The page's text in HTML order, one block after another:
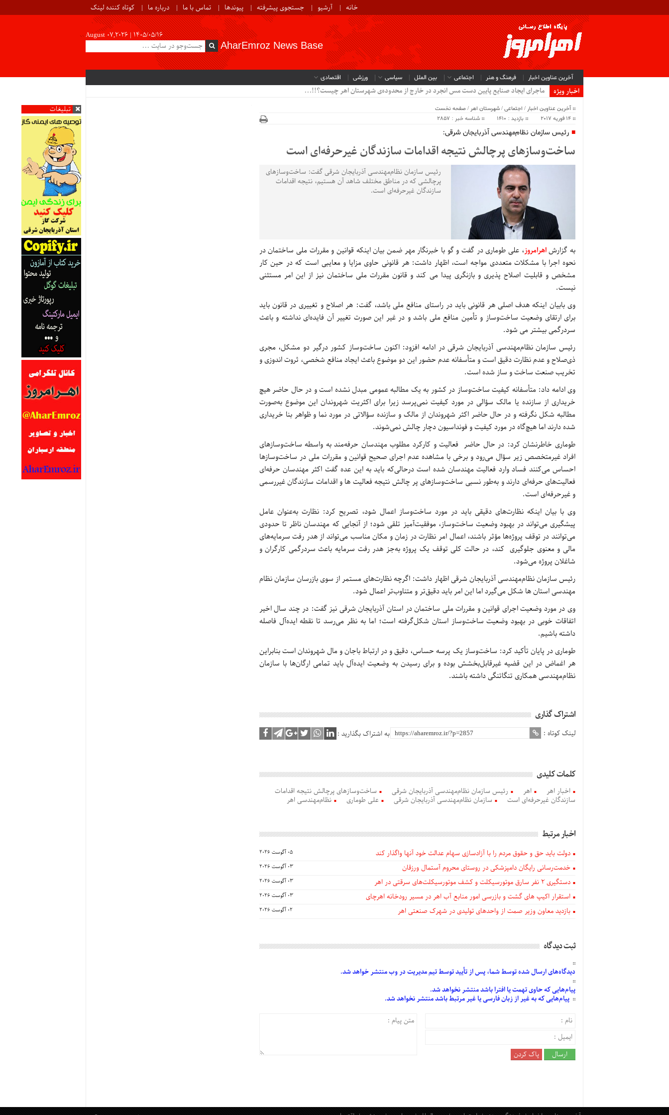
خانه آرشیو جستجوی پیشرفته پیوندها تماس با ما درباره ما کوتاه کننده لینک
August 07,2026 | ۱۴۰۵/۰۵/۱۶
AharEmroz News Base
آخرین عناوین اخبار فرهنگ و هنر اجتماعی بین الملل سیاسی ورزشی اقتصادی
اخبار ویژه
ماجرای ایجاد صنایع پایین دست مس انجرد در خارج از محدوده‌ی شهرستان اهر چیست؟!!...
تبلیغات
آخرین عناوین اخبار / اجتماعی/شهرستان اهر /صفحه نخست
14 فوریه 2017
بازدید : 1410 شناسه خبر : 2857
رئیس سازمان نظام‌مهندسی آذربایجان شرقی:
ساخت‌وسازهای پرچالش نتیجه اقدامات سازندگان غیرحرفه‌ای است
رئیس سازمان نظام‌مهندسی آذربایجان شرقی گفت: ساخت‌وسازهای
پرچالشی که در مناطق مختلف شاهد آن هستیم، نتیجه اقدامات
سازندگان غیرحرفه‌ای است.
به گزارشاهرامروز، علی طوماری در گفت و گو با خبرنگار مهر ضمن بیان اینکه قوانین و مقررات ملی ساختمان در
نحوه اجرا با مشکلات متعددی مواجه است، اظهار داشت: هر قانونی حاوی مزایا و معایبی است که در حین کار
مشخص و قابلیت اصلاح پذیری و بازنگری پیدا می کند و قانون مقررات ملی ساختمان نیز از این امر مستثنی
نیست.
وی بابیان اینکه هدف اصلی هر قانونی باید در راستای منافع ملی باشد، گفت: هر اصلاح و تغییری در قانون باید
برای ارتقای وضعیت ساخت‌وساز و تأمین منافع ملی باشد و در غیر این صورت تغییر آن فایده‌ای نداشته و باعث
سردرگمی بیشتر می شود.
رئیس سازمان نظام‌مهندسی آذربایجان شرقی در ادامه افزود: اکنون ساخت‌وساز کشور درگیر دو مشکل، مجری
ذی‌صلاح و عدم نظارت دقیق است و متأسفانه عدم حضور این دو موضوع باعث ایجاد منافع شخصی، ثروت اندوزی و
تخریب صنعت ساخت و ساز شده است.
وی ادامه داد: متأسفانه کیفیت ساخت‌وساز در کشور به یک مطالبه عمومی مبدل نشده است و در حال حاضر هیچ
خریداری از سازنده یا مالک سؤالی در مورد کیفیت نمی‌پرسد زیرا برای اکثریت شهروندان این موضوع به‌صورت
مطالبه شکل نگرفته و در حال حاضر اکثر شهروندان از مالک و سازنده سؤالاتی در مورد نما و ظواهر بنا خریداری
شده دارند اما هیچ‌گاه در مورد کیفیت و فونداسیون دچار چالش نمی‌شوند.
طوماری خاطرنشان کرد: در حال حاضر فعالیت و کارکرد مطلوب مهندسان حرفه‌مند به واسطه ساخت‌وسازهای
افراد غیرمتخصص زیر سؤال می‌رود و برخی با مشاهده عدم اجرای صحیح قوانین و مقررات ملی در ساخت‌وسازها
احساس می‌کنند فساد وارد فعالیت مهندسان شده است درحالی‌که باید به این عده گفت اکثر مهندسان حرفه‌ای
فعالیت‌های حرفه‌ای دارند و به‌طور نسبی ساخت‌وسازهای پر چالش نتیجه فعالیت ها و اقدامات سازندگان غیررسمی
و غیرحرفه‌ای است.
وی با بیان اینکه نظارت‌های دقیقی باید در مورد ساخت‌وساز اعمال شود، تصریح کرد: نظارت به‌عنوان عامل
پیشگیری می‌تواند در بهبود وضعیت ساخت‌وساز، موفقیت‌آمیز تلقی شود؛ از آنجایی که مهندسان ناظر تا حدودی
می‌توانند در توقف پروژه‌ها مؤثر باشند، اعمال امر نظارت در زمان و مکان مناسب می‌تواند از هدر رفت سرمایه‌های
مالی و معنوی جلوگیری کند، در حالت کلی توقف یک پروژه به‌جز هدر رفت سرمایه باعث سردرگمی کارگران و
شاغلان پروژه می‌شود.
رئیس سازمان نظام‌مهندسی آذربایجان شرقی اظهار داشت: اگرچه نظارت‌های مستمر از سوی بازرسان سازمان نظام
مهندسی استان ها شکل می‌گیرد اما این امر باید دقیق‌تر و متناوب‌تر اعمال شود.
وی در مورد وضعیت اجرای قوانین و مقررات ملی ساختمان در استان آذربایجان شرقی نیز گفت: در چند سال اخیر
اتفاقات خوبی در بهبود وضعیت ساخت‌وساز استان شکل‌گرفته است؛ اما به نظر می‌رسد تا نقطه ایده‌آل فاصله
داشته باشیم.
طوماری در پایان تأکید کرد: ساخت‌وساز یک پرسه حساس، دقیق و در ارتباط باجان و مال شهروندان است بنابراین
هر اغماض در این قضیه غیرقابل‌بخشش بوده و برای رسیدن به وضعیت ایده‌آل باید تمامی ارگان‌ها با سازمان
نظام‌مهندسی همکاری تنگاتنگی داشته باشند.
اشتراک گذاری
لینک کوتاه : به اشتراک بگذارید :
کلمات کلیدی
اخبار اهر اهر رئیس سازمان نظام‌مهندسی آذربایجان شرقی
ساخت‌وسازهای پرچالش نتیجه اقدامات
سازندگان غیرحرفه‌ای است
سازمان نظام‌مهندسی آذربایجان شرقی علی طوماری نظام‌مهندسی اهر
اخبار مرتبط
دولت باید حق و حقوق مردم را با آزادسازی سهام عدالت خود آنها واگذار کند 05 آگوست 2026
خدمت‌رسانی رایگان دامپزشکی در روستای محروم آستمال ورزقان 03 آگوست 2026
دستگيری ۲ نفر سارق موتورسیکلت و کشف موتورسیکلت‌های سرقتی در اهر 03 آگوست 2026
استقرار اکیپ های گشت و بازرسی امور منابع آب اهر در مسیر رودخانه اهرچای 03 آگوست 2026
بازدید معاون وزیر صمت از واحدهای تولیدی در شهرک صنعتی اهر 02 آگوست 2026
ثبت دیدگاه
دیدگاه‌هایارسالشدهتوسط شما، پس از تأییدتوسط تیم مدیریت در وب منتشر خواهد شد.
پیام‌هاییکه حاوی تهمت یا افترا باشد منتشر نخواهد شد.
پیام‌هاییکه به غیر از زبان فارسی یا غیر مرتبط باشد منتشر نخواهد شد.